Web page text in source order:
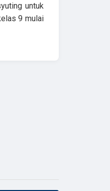
untuk
9 mulai